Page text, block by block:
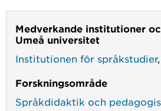
Medverkande institutioner
Umeå universitet
Institutionen för språkstudier,
Forskningsområde
Språkdidaktik och